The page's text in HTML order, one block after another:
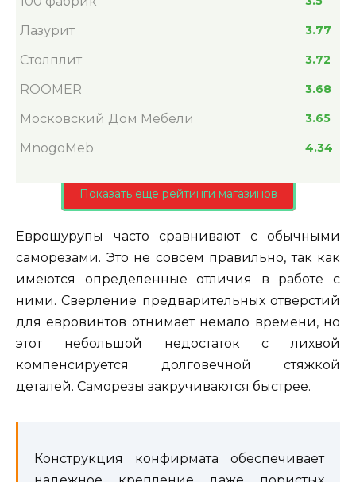
Лазурит 3.77
Столплит 3.72
ROOMER 3.68
Московский Дом Мебели 3.65
MnogoMeb 4.34
Показать еще рейтинги магазинов
Еврошурупы часто сравнивают с обычными
саморезами. Это не совсем правильно, так как
имеются определенные отличия в работе с
ними. Сверление предварительных отверстий
для евровинтов отнимает немало времени, но
этот небольшой недостаток с лихвой
компенсируется долговечной стяжкой
деталей. Саморезы закручиваются быстрее.
Конструкция конфирмата обеспечивает